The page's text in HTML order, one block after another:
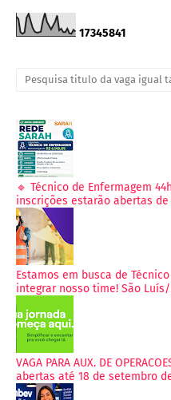
17345841
🔹 Técnico de Enfermagem
inscrições estarão abertas
Estamos em busca de
integrar nosso time! São Luís/
VAGA PARA AUX. DE
abertas até 18 de setembro